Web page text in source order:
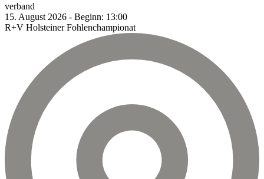
verband
15. August 2026 - Beginn: 13:00
R+V Holsteiner Fohlenchampionat